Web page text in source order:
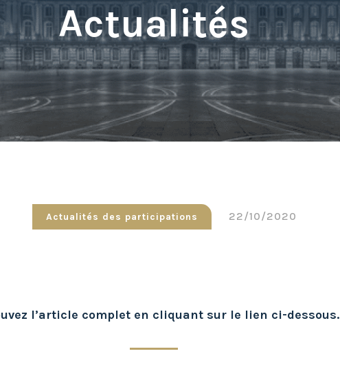
Actualités des participations 22/10/2020
Actualités
l’article complet en cliquant sur le lien ci-dessous.